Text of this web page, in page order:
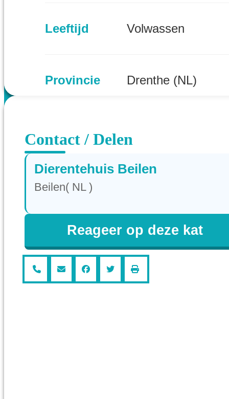
Leeftijd Volwassen
Provincie Drenthe (NL)
Contact / Delen
Dierentehuis Beilen
Beilen( NL )
Reageer op deze kat